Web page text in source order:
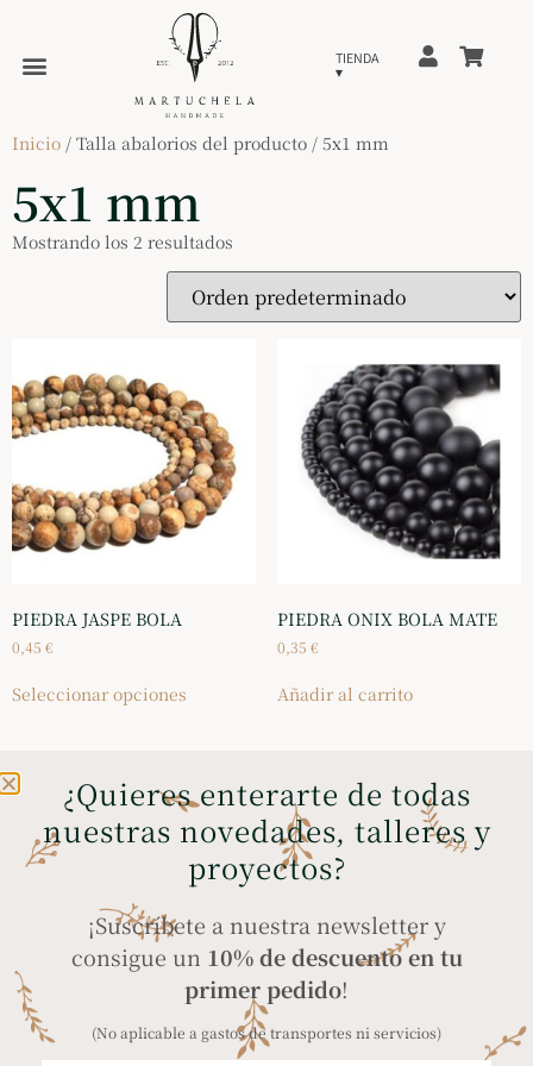
Inicio / Talla abalorios del producto / 5x1 mm
5x1 mm
Mostrando los 2 resultados
PIEDRA JASPE BOLA
0,45 €
Seleccionar opciones
PIEDRA ONIX BOLA MATE
0,35 €
Añadir al carrito
ENVÍOS GRATIS A
PENÍNSULA Y BALEARES
en compras superiores
COMPRA SEGURA
a través de tarjeta
PayPal
ENVÍO A TODO EL
PRODUCTOS
¿Quieres enterarte de todas
nuestras novedades, talleres y
proyectos?
¡Suscríbete a nuestra newsletter y
consigue un 10% de descuento en tu
primer pedido!
(No aplicable a gastos de transportes ni servicios)